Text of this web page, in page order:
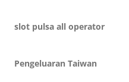
slot pulsa all operator
Pengeluaran Taiwan